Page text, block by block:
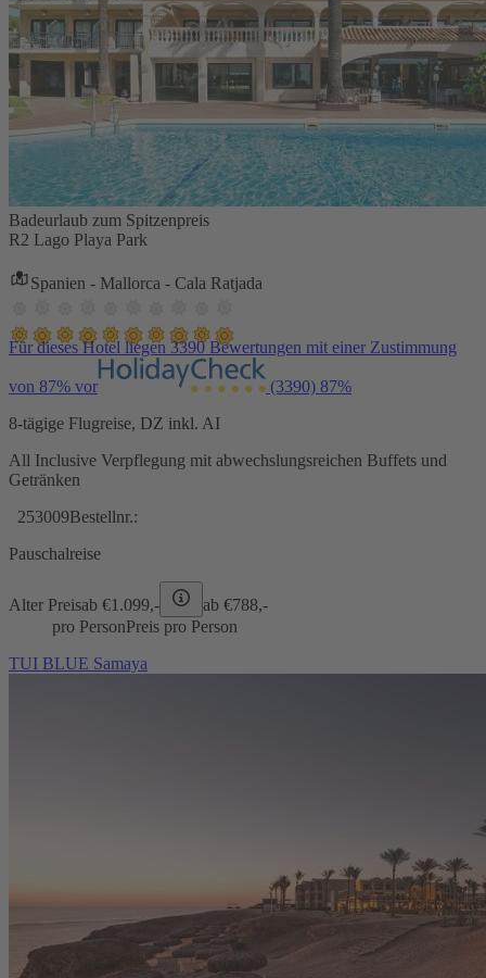
Badeurlaub zum Spitzenpreis
R2 Lago Playa Park
Spanien - Mallorca - Cala Ratjada
Für dieses Hotel liegen 3390 Bewertungen mit einer Zustimmung
von 87% vor (3390) 87%
8-tägige Flugreise, DZ inkl. AI
All Inclusive Verpflegung mit abwechslungsreichen Buffets und
Getränken
253009Bestellnr.:
Pauschalreise
Alter Preisab €1.099,- ab €788,-
pro PersonPreis pro Person
TUI BLUE Samaya